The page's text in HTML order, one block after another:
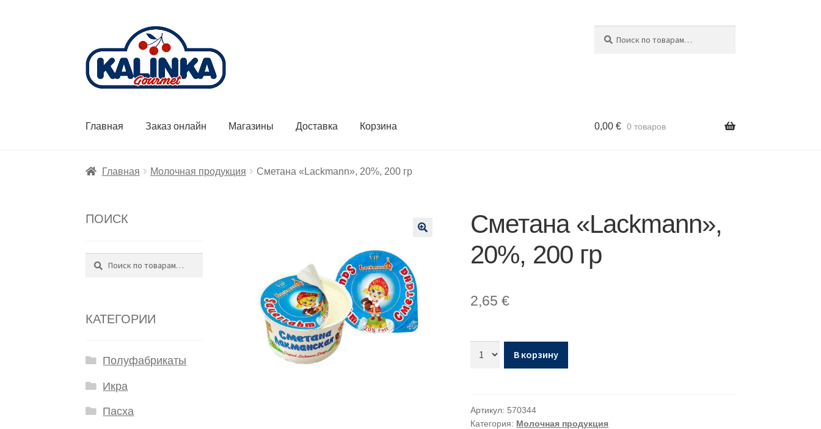
навигации
содержимому
Главная Заказ онлайн Магазины Доставка Корзина 0,00 € 0 товаров
Главная Молочная продукция Сметана «Lackmann», 20%, 200 гр
Сметана «Lackmann»,
20%, 200 гр
2,65€
В корзину
Артикул: 570344
Категория: Молочная продукция
ПОИСК
Искать:
Поиск
КАТЕГОРИИ
Полуфабрикаты
Икра
Пасха